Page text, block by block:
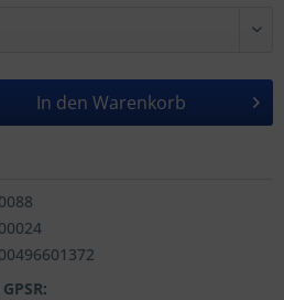
In den Warenkorb